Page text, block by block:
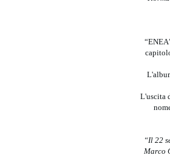
L'uscita
“Il 22
Marco